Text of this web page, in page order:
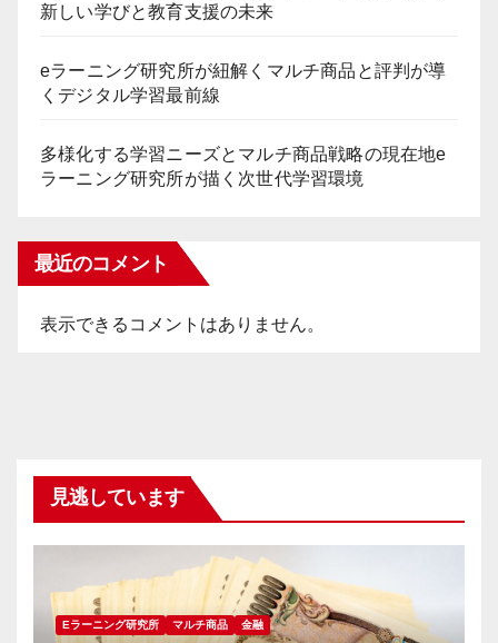
新しい学びと教育支援の未来
eラーニング研究所が紐解くマルチ商品と評判が導
くデジタル学習最前線
多様化する学習ニーズとマルチ商品戦略の現在地e
ラーニング研究所が描く次世代学習環境
最近のコメント
表示できるコメントはありません。
見逃しています
Eラーニング研究所 マルチ商品 金融